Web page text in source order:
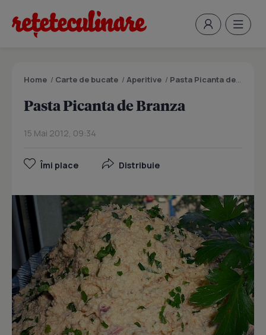
Home / Carte de bucate / Aperitive / Pasta Picanta de Branza
Pasta Picanta de Branza
15 Mai 2012, 09:34
Îmi place Distribuie